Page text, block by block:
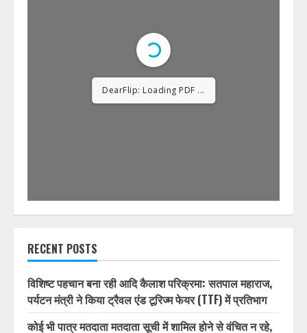
DearFlip: Loading PDF
12% ...
RECENT POSTS
विशिष्ट पहचान बना रही आदि कैलाश परिक्रमा: सतपाल महाराज,
पर्यटन मंत्री ने किया ट्रैवल एंड टूरिज्म फेयर (TTF) में प्रतिभाग
कोई भी पात्र मतदाता मतदाता सूची में शामिल होने से वंचित न रहे,